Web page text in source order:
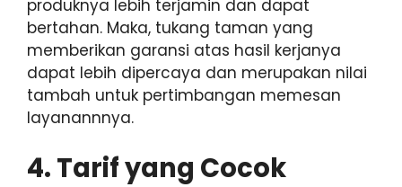
produknya lebih terjamin dan dapat
bertahan. Maka, tukang taman yang
memberikan garansi atas hasil kerjanya
dapat lebih dipercaya dan merupakan nilai
tambah untuk pertimbangan memesan
layanannnya.
4. Tarif yang Cocok